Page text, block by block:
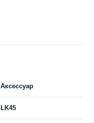
Аксессуар
LK45